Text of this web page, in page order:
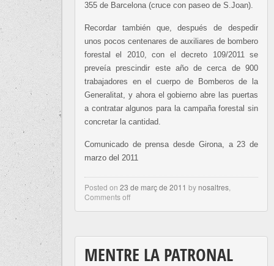
355 de Barcelona (cruce con paseo de S.Joan).
Recordar también que, después de despedir
unos pocos centenares de auxiliares de bombero
forestal el 2010, con el decreto 109/2011 se
preveía prescindir este año de cerca de 900
trabajadores en el cuerpo de Bomberos de la
Generalitat, y ahora el gobierno abre las puertas
a contratar algunos para la campaña forestal sin
concretar la cantidad.
Comunicado de prensa desde Girona, a 23 de
marzo del 2011
Posted on 23 de març de 2011 by nosaltres
Comments off
MENTRE LA PATRONAL